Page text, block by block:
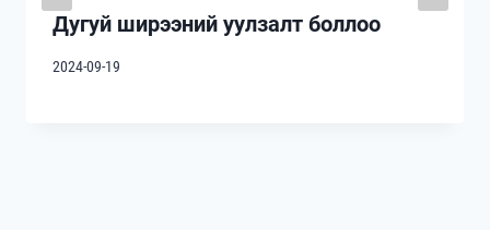
Дугуй ширээний уулзалт боллоо
2024-09-19